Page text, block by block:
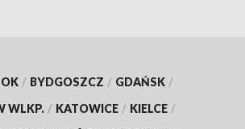
/ BYDGOSZCZ / GDAŃSK /
WLKP. / KATOWICE / KIELCE /